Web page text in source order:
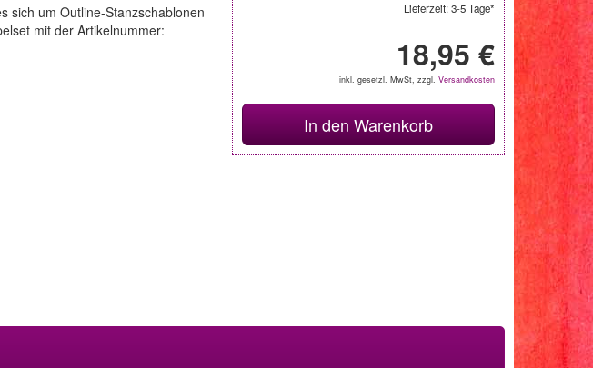
Lieferzeit: 3-5 Tage*
18,95 €
inkl. gesetzl. MwSt, zzgl. Versandkosten
In den Warenkorb
sich um Outline-Stanzschablonen
mit der Artikelnummer: